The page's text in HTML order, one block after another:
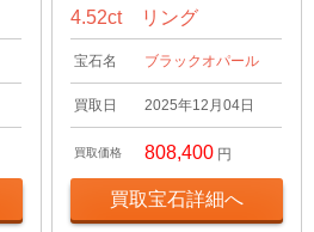
4.52ct リング
宝石名 ブラックオパール
買取日 2025年12月04日
買取価格 808,400 円
買取宝石詳細へ